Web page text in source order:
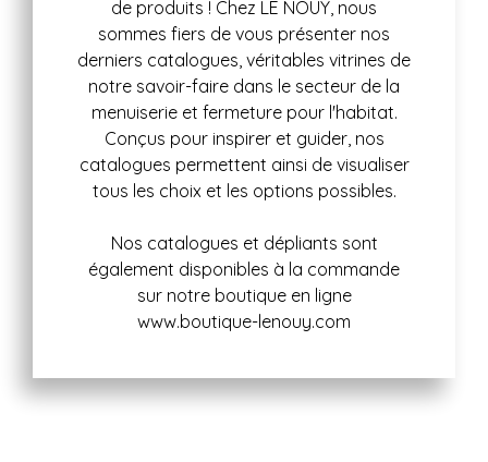
de produits ! Chez LE NOUY, nous
sommes fiers de vous présenter nos
derniers catalogues, véritables vitrines de
notre savoir-faire dans le secteur de la
menuiserie et fermeture pour l'habitat.
Conçus pour inspirer et guider, nos
catalogues permettent ainsi de visualiser
tous les choix et les options possibles.
Nos catalogues et dépliants sont
également disponibles à la commande
sur notre boutique en ligne
www.boutique-lenouy.com